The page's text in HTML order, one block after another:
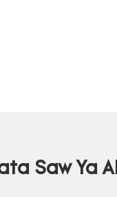
Saw Ya